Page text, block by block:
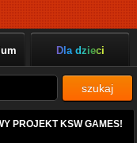
Dla dzieci
szukaj
PROJEKT KSW GAMES!